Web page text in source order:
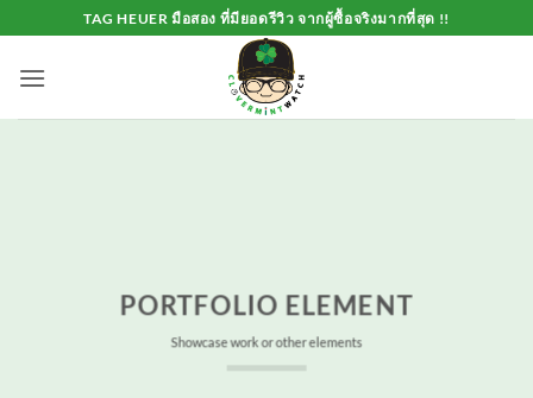
to
content
TAG HEUER มือสอง ที่มียอดรีวิว จากผู้ซื้อจริงมากที่สุด !!
PORTFOLIO ELEMENT
Showcase work or other elements